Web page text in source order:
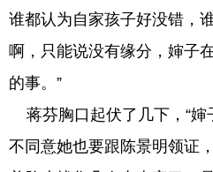
谁都认为自家孩子好没错，
啊，只能说没有缘分，婶子
的事。”
蒋芬胸口起伏了几下，“婶
不同意她也要跟陈景明领证